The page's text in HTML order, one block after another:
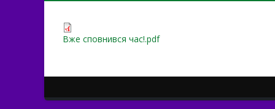
Вже сповнився час!.pdf